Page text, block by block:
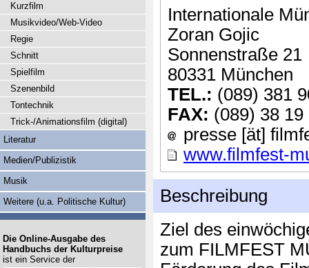
Internationale
Zoran Gojic
Sonnenstraße 21
80331 München
TEL.: (089) 381
FAX: (089) 38 19
presse [ät]
www.filmfest-
Beschreibung
Ziel des
zum FILMFEST
Kurzfilm
Musikvideo/Web-Video
Regie
Schnitt
Spielfilm
Szenenbild
Tontechnik
Trick-/Animationsfilm (digital)
Literatur
Medien/Publizistik
Musik
Weitere (u.a. Politische Kultur)
Die Online-Ausgabe des
Handbuchs der Kulturpreise
ist ein Service der